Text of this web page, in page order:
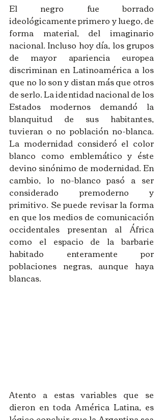
El negro fue borrado
ideológicamente primero y luego, de
forma material, del imaginario
nacional. Incluso hoy día, los grupos
de mayor apariencia europea
discriminan en Latinoamérica a los
que no lo son y distan más que otros
de serlo. La identidad nacional de los
Estados modernos demandó la
blanquitud de sus habitantes,
tuvieran o no población no-blanca.
La modernidad consideró el color
blanco como emblemático y éste
devino sinónimo de modernidad. En
cambio, lo no-blanco pasó a ser
considerado premoderno y
primitivo. Se puede revisar la forma
en que los medios de comunicación
occidentales presentan al África
como el espacio de la barbarie
habitado enteramente por
poblaciones negras, aunque haya
blancas.
Atento a estas variables que se
dieron en toda América Latina, es